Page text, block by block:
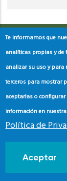
Consumidor
Te informamos que
analíticas propias y
analizar su uso y para
terceros para mostrar
aceptarlas o
información en nuestra
Política de
Aceptar